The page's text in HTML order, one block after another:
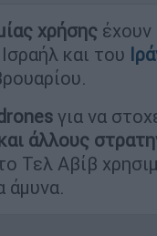
χρήσης έχουν
και του
για να
άλλους
Τελ Αβίβ
άμυνα.